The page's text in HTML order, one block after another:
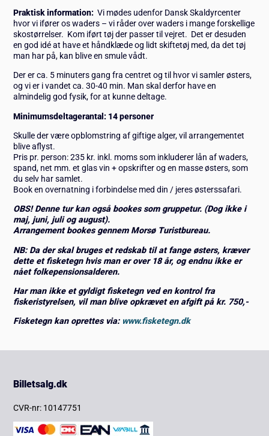
Praktisk information: Vi mødes udenfor Dansk Skaldyrcenter
hvor vi ifører os waders – vi råder over waders i mange forskellige
skostørrelser. Kom iført tøj der passer til vejret. Det er desuden
en god idé at have et håndklæde og lidt skiftetøj med, da det tøj
man har på, kan blive en smule vådt.
Der er ca. 5 minuters gang fra centret og til hvor vi samler østers,
og vi er i vandet ca. 30-40 min. Man skal derfor have en
almindelig god fysik, for at kunne deltage.
Minimumsdeltagerantal: 14 personer
Skulle der være opblomstring af giftige alger, vil arrangementet
blive aflyst.
Pris pr. person: 235 kr. inkl. moms som inkluderer lån af waders,
spand, net mm. et glas vin + opskrifter og en masse østers, som
du selv har samlet.
Book en overnatning i forbindelse med din / jeres østerssafari.
OBS! Denne tur kan også bookes som gruppetur. (Dog ikke i
maj, juni, juli og august).
Arrangement bookes gennem Morsø Turistbureau.
NB: Da der skal bruges et redskab til at fange østers, kræver
dette et fisketegn hvis man er over 18 år, og endnu ikke er
nået folkepensionsalderen.
Har man ikke et gyldigt fisketegn ved en kontrol fra
fiskeristyrelsen, vil man blive opkrævet en afgift på kr. 750,-
Fisketegn kan oprettes via: www.fisketegn.dk
Billetsalg.dk
CVR-nr: 10147751